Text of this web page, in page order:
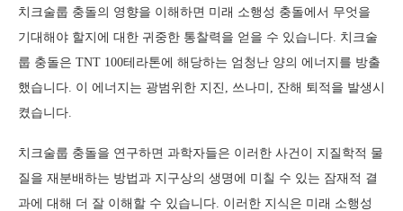
치크술룹 충돌의 영향을 이해하면 미래 소행성 충돌에서 무엇을
기대해야 할지에 대한 귀중한 통찰력을 얻을 수 있습니다. 치크술
룹 충돌은 TNT 100테라톤에 해당하는 엄청난 양의 에너지를 방출
했습니다. 이 에너지는 광범위한 지진, 쓰나미, 잔해 퇴적을 발생시
켰습니다.
치크술룹 충돌을 연구하면 과학자들은 이러한 사건이 지질학적 물
질을 재분배하는 방법과 지구상의 생명에 미칠 수 있는 잠재적 결
과에 대해 더 잘 이해할 수 있습니다. 이러한 지식은 미래 소행성